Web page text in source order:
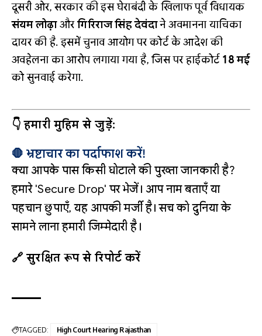
दूसरी ओर, सरकार की इस घेराबंदी के खिलाफ पूर्व विधायक
संयम लोढ़ाऔरगिरिराज सिंह देवंदाने अवमानना याचिका
दायर की है. इसमें चुनाव आयोग पर कोर्ट के आदेश की
अवहेलना का आरोप लगाया गया है, जिस पर हाईकोर्ट 18 मई
को सुनवाई करेगा.
👇 हमारी मुहिम से जुड़ें:
🛑 भ्रष्टाचार का पर्दाफाश करें!
क्या आपके पास किसी घोटाले की पुख्ता जानकारी है?
हमारे 'Secure Drop' पर भेजें। आप नाम बताएँ या
पहचान छुपाएँ, यह आपकी मर्जी है। सच को दुनिया के
सामने लाना हमारी जिम्मेदारी है।
🔗 सुरक्षित रूप से रिपोर्ट करें
TAGGED: High Court Hearing Rajasthan